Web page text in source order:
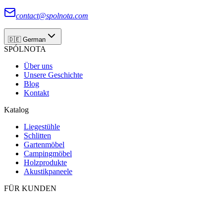
contact@spolnota.com
🇩🇪 German
SPÓLNOTA
Über uns
Unsere Geschichte
Blog
Kontakt
Katalog
Liegestühle
Schlitten
Gartenmöbel
Campingmöbel
Holzprodukte
Akustikpaneele
FÜR KUNDEN